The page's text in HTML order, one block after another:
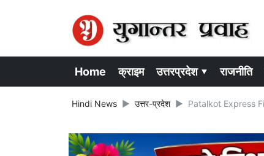
Home क्राइम उत्तरप्रदेश ▾ राजनीति
Hindi News उत्तर-प्रदेश Patalkot Express